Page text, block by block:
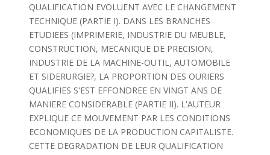
QUALIFICATION EVOLUENT AVEC LE CHANGEMENT
TECHNIQUE (PARTIE I). DANS LES BRANCHES
ETUDIEES (IMPRIMERIE, INDUSTRIE DU MEUBLE,
CONSTRUCTION, MECANIQUE DE PRECISION,
INDUSTRIE DE LA MACHINE-OUTIL, AUTOMOBILE
ET SIDERURGIE?, LA PROPORTION DES OURIERS
QUALIFIES S'EST EFFONDREE EN VINGT ANS DE
MANIERE CONSIDERABLE (PARTIE II). L'AUTEUR
EXPLIQUE CE MOUVEMENT PAR LES CONDITIONS
ECONOMIQUES DE LA PRODUCTION CAPITALISTE.
CETTE DEGRADATION DE LEUR QUALIFICATION